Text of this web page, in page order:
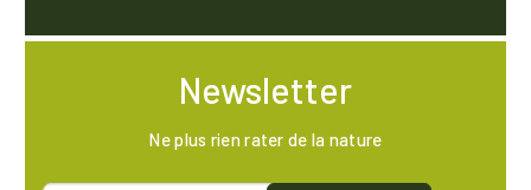
Newsletter
Ne plus rien rater de la nature